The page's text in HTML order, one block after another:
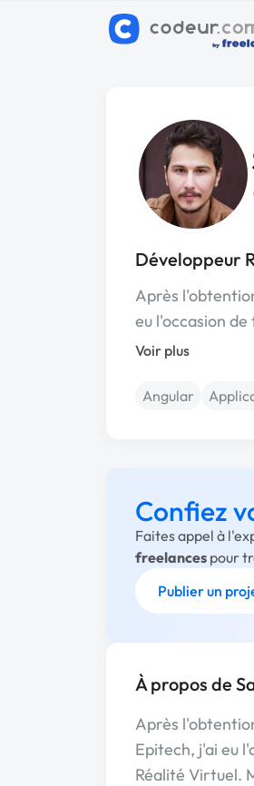
Développeur
Après
eu l'occasion
Voir plus
Angular
Confiez
Faites appel à
freelances pour
Publier un
À propos de
Après
Epitech, j'ai eu
Réalité Virtuel.